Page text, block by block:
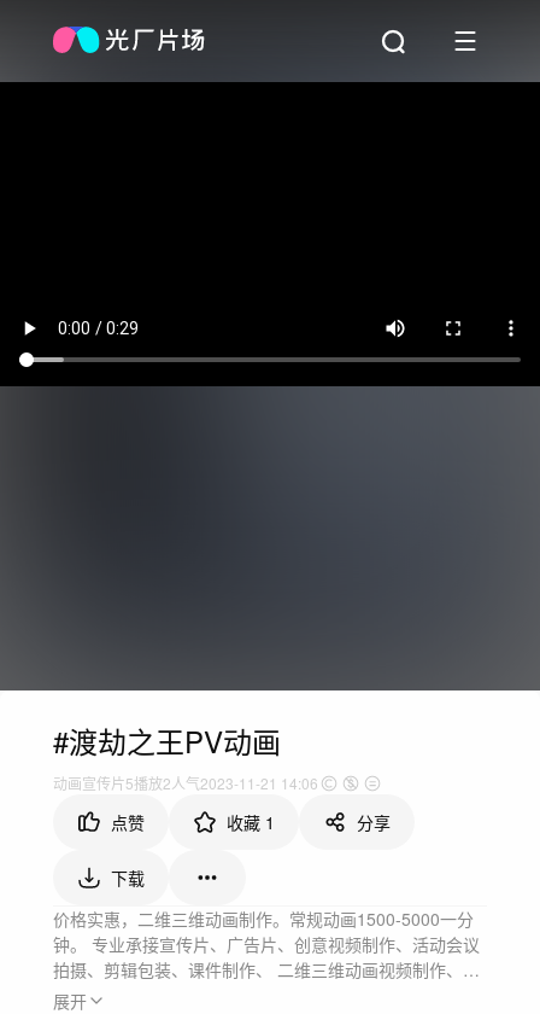
#渡劫之王PV动画
动画宣传片5播放2人气2023-11-21 14:06
点赞 收藏 1 分享
下载
价格实惠，二维三维动画制作。常规动画1500-5000一分
钟。 专业承接宣传片、广告片、创意视频制作、活动会议
拍摄、剪辑包装、课件制作、 二维三维动画视频制作、录
播室交互视频等业务。
展开